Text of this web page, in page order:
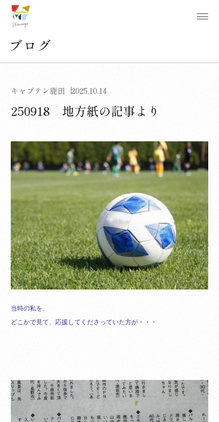
ブログ
キャプテン鹿田 2025.10.14
250918 地方紙の記事より
当時の私を、
どこかで見て、応援してくださっていた方が・・・